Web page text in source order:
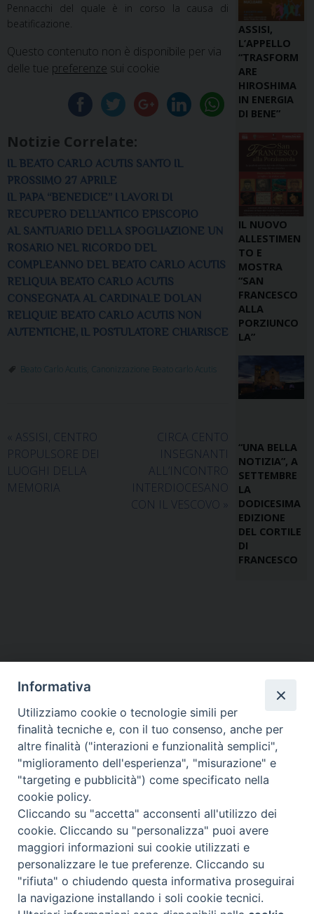
Pennacchi del quale è in corso la causa di
beatificazione.
Questo contenuto non è disponibile per via
delle tue preferenze sui cookie
Notizie Correlate:
IL BEATO CARLO ACUTIS SANTO IL
PROSSIMO 27 APRILE
IL PAPA “BENEDICE” I LAVORI DI
RECUPERO DELL’ANTICO EPISCOPIO
AL SANTUARIO DELLA SPOGLIAZIONE UN
ROSARIO NEL RICORDO DEL
COMPLEANNO DEL BEATO CARLO ACUTIS
RELIQUIA BEATO CARLO ACUTIS
CONSEGNATA AL CARDINALE DOLAN
RELIQUIE BEATO CARLO ACUTIS NON
AUTENTICHE, IL POSTULATORE CHIARISCE
Beato Carlo Acutis Canonizzazione Beato carlo Acutis
« ASSISI, CENTRO
PROPULSORE DEI
LUOGHI DELLA
MEMORIA
CIRCA CENTO
INSEGNANTI
ALL’INCONTRO
INTERDIOCESANO
CON IL VESCOVO »
ASSISI,
L’APPELLO
“TRASFORM
ARE
HIROSHIMA
IN ENERGIA
DI BENE”
IL NUOVO
ALLESTIMEN
TO E
MOSTRA
“SAN
FRANCESCO
ALLA
PORZIUNCO
LA”
“UNA BELLA
NOTIZIA”, A
SETTEMBRE
LA
DODICESIMA
EDIZIONE
DEL CORTILE
DI
FRANCESCO
Diocesi di Assisi - Nocera Umbra - Gualdo
Tadino
P.zza Vescovado 3, 06081 Assisi (PG)
@2017
Informativa
Utilizziamo cookie o tecnologie simili per
finalità tecniche e, con il tuo consenso, anche per
altre finalità ("interazioni e funzionalità semplici",
"miglioramento dell'esperienza", "misurazione" e
"targeting e pubblicità") come specificato nella
cookie policy.
Cliccando su "accetta" acconsenti all'utilizzo dei
cookie. Cliccando su "personalizza" puoi avere
maggiori informazioni sui cookie utilizzati e
personalizzare le tue preferenze. Cliccando su
"rifiuta" o chiudendo questa informativa proseguirai
la navigazione installando i soli cookie tecnici.